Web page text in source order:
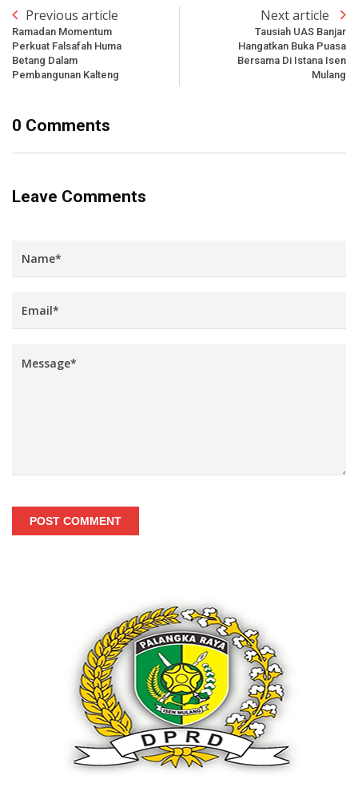
Previous article
Ramadan Momentum
Perkuat Falsafah Huma
Betang Dalam
Pembangunan Kalteng
Next article
Tausiah UAS Banjar
Hangatkan Buka Puasa
Bersama Di Istana Isen
Mulang
0 Comments
Leave Comments
POST COMMENT